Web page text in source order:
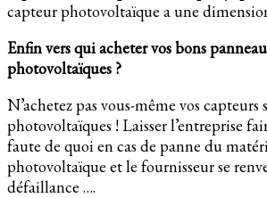
capteur photovoltaïque a une
Enfin vers qui acheter vos bons
photovoltaïques ?
N’achetez pas vous-même vos capteurs
photovoltaïques ! Laisser l’entreprise
faute de quoi en cas de panne du
photovoltaïque et le fournisseur se
défaillance ….